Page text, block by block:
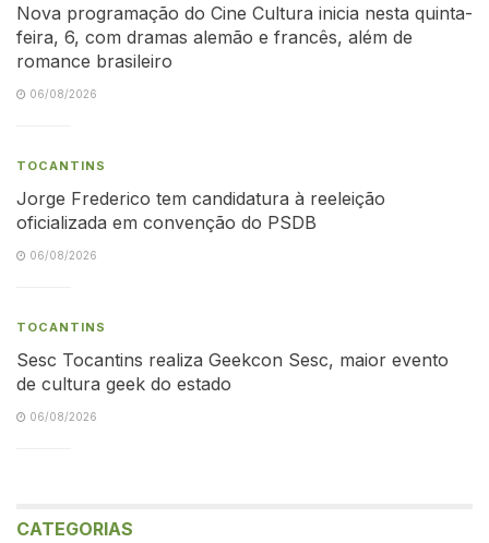
Nova programação do Cine Cultura inicia nesta quinta-
feira, 6, com dramas alemão e francês, além de
romance brasileiro
06/08/2026
TOCANTINS
Jorge Frederico tem candidatura à reeleição
oficializada em convenção do PSDB
06/08/2026
TOCANTINS
Sesc Tocantins realiza Geekcon Sesc, maior evento
de cultura geek do estado
06/08/2026
CATEGORIAS